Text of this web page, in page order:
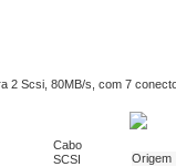
2 Scsi, 80MB/s, com 7
Cabo
SCSI
Origem